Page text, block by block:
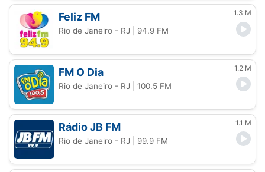
Feliz FM 1.3 M
Rio de Janeiro - RJ | 94.9 FM
FM O Dia 1.2 M
Rio de Janeiro - RJ | 100.5 FM
Rádio JB FM 1.1 M
Rio de Janeiro - RJ | 99.9 FM